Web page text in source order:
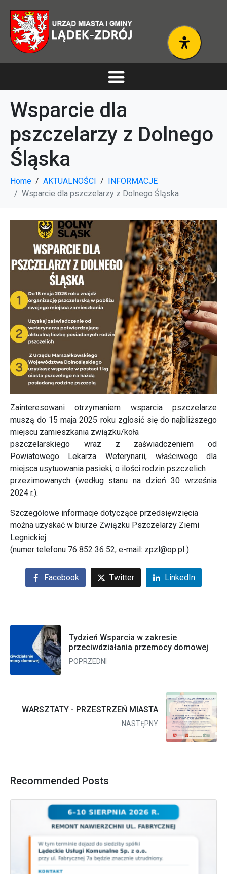
Wsparcie dla
pszczelarzy z Dolnego
Śląska
Home AKTUALNOŚCI
INFORMACJE
Wsparcie dla pszczelarzy z Dolnego Śląska
Zainteresowani otrzymaniem wsparcia pszczelarze
muszą do 15 maja 2025 roku zgłosić się do najbliższego
miejscu zamieszkania związku/koła
pszczelarskiego wraz z zaświadczeniem od
Powiatowego Lekarza Weterynarii, właściwego dla
miejsca usytuowania pasieki, o ilości rodzin pszczelich
przezimowanych (według stanu na dzień 30 września
2024 r.).
Szczegółowe informacje dotyczące przedsięwzięcia
można uzyskać w biurze Związku Pszczelarzy Ziemi
Legnickiej
(numer telefonu 76 852 36 52, e-mail: zpzl@op.pl ).
Facebook Twitter LinkedIn
Tydzień Wsparcia w zakresie
przeciwdziałania przemocy domowej
POPRZEDNI
WARSZTATY - PRZESTRZEŃ MIASTA
NASTĘPNY
Recommended Posts